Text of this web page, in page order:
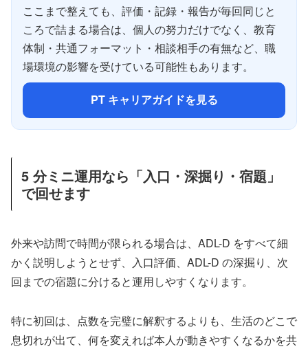
ここまで整えても、評価・記録・報告が毎回同じと
ころで詰まる場合は、個人の努力だけでなく、教育
体制・共通フォーマット・相談相手の有無など、職
場環境の影響を受けている可能性もあります。
PT キャリアガイドを見る
5 分ミニ運用なら「入口・深掘り・宿題」
で回せます
外来や訪問で時間が限られる場合は、ADL-D をすべて細
かく説明しようとせず、入口評価、ADL-D の深掘り、次
回までの宿題に分けると運用しやすくなります。
特に初回は、点数を完璧に解釈するよりも、生活のどこで
息切れが出て、何を変えれば本人が動きやすくなるかを共